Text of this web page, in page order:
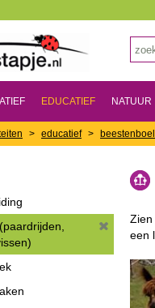
EDUCATIEF NATUUR
> educatief >
een